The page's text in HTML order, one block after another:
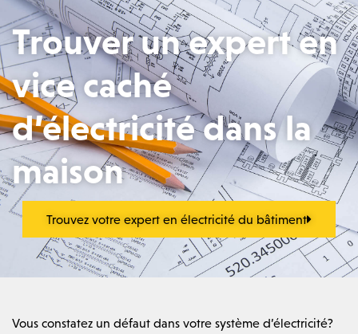
Trouver un expert en
vice caché
d’électricité dans la
maison
Trouvez votre expert en électricité du bâtiment
Vous constatez un défaut dans votre système d’électricité?